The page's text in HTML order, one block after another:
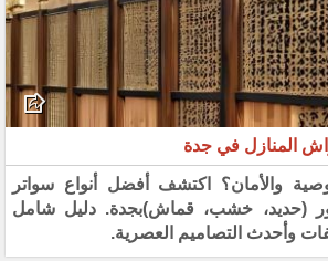
المنازل في جدة
والأمان؟ اكتشف أفضل أنواع سواتر
(حديد، خشب، قماش)بجدة. دليل شامل
وأحدث التصاميم العصرية.